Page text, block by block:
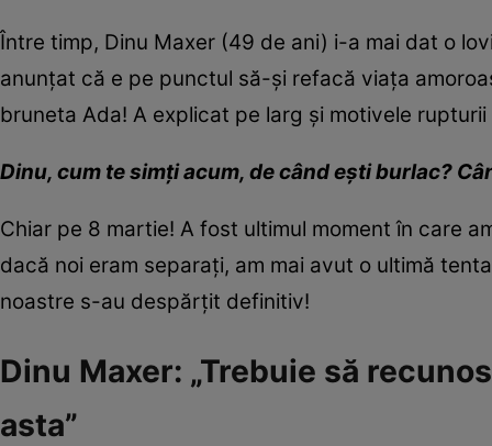
Între timp, Dinu Maxer (49 de ani) i-a mai dat o
anunțat că e pe punctul să-și refacă viața
bruneta Ada! A explicat pe larg și motivele
Dinu, cum tesimți acum, de când ești burlac?
Chiar pe 8 martie! A fost ultimul moment în care
dacă noi eram separați, am mai avut o ultimă
noastre s-au despărțit definitiv!
Dinu Maxer: „Trebuie să
asta”